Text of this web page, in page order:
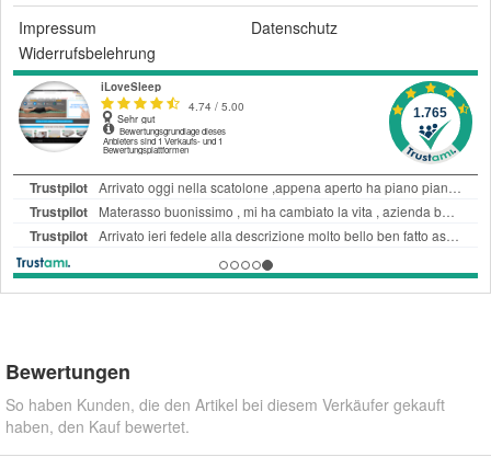
Impressum
Datenschutz
Widerrufsbelehrung
Bewertungen
So haben Kunden, die den Artikel bei diesem Verkäufer gekauft
haben, den Kauf bewertet.